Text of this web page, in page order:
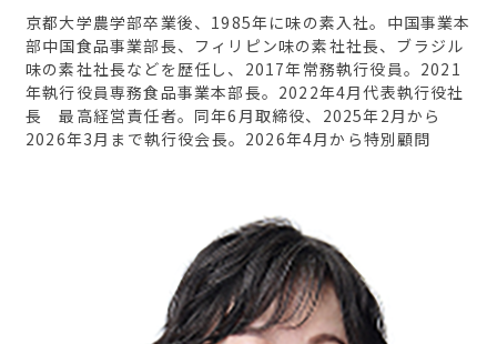
京都大学農学部卒業後、1985年に味の素入社。中国事業本
部中国食品事業部長、フィリピン味の素社社長、ブラジル
味の素社社長などを歴任し、2017年常務執行役員。2021
年執行役員専務食品事業本部長。2022年4月代表執行役社
長 最高経営責任者。同年6月取締役、2025年2月から
2026年3月まで執行役会長。2026年4月から特別顧問